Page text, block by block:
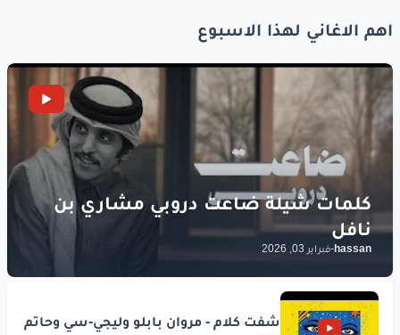
اهم الاغاني لهذا الاسبوع
hassan
-فبراير 03, 2026